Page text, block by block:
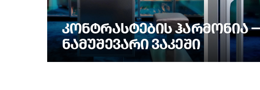
ᲙᲝᲜᲢᲠᲐᲡᲢᲔᲑᲘᲡ ᲰᲐᲠᲛᲝᲜᲘᲐ —
ᲜᲐᲛᲣᲨᲔᲕᲐᲠᲘ ᲕᲐᲙᲔᲨᲘ